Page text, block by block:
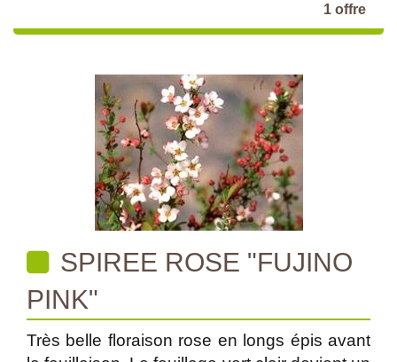
1 offre
SPIREE ROSE "FUJINO
PINK"
Très belle floraison rose en longs épis avant